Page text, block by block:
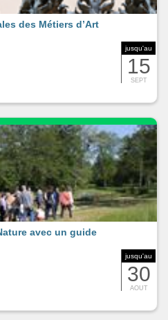
jusqu'au
15
SEPT
des Métiers d’Art
jusqu'au
30
AOUT
avec un guide